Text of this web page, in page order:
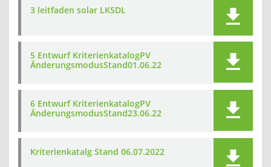
3 leitfaden solar LKSDL
5 Entwurf KriterienkatalogPV
ÄnderungsmodusStand01.06.22
6 Entwurf KriterienkatalogPV
ÄnderungsmodusStand23.06.22
Kriterienkatalg Stand 06.07.2022